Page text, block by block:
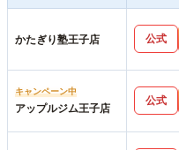
かたぎり塾王子店 公式
キャンペーン中
アップルジム王子店
公式